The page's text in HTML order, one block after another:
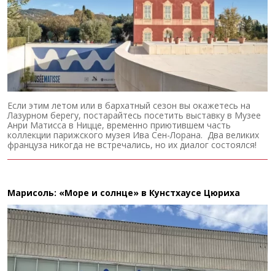
Если этим летом или в бархатный сезон вы окажетесь на
Лазурном берегу, постарайтесь посетить выставку в Музее
Анри Матисса в Ницце, временно приютившем часть
коллекции парижского музея Ива Сен-Лорана. Два великих
француза никогда не встречались, но их диалог состоялся!
Марисоль: «Море и солнце» в Кунстхаусе Цюриха